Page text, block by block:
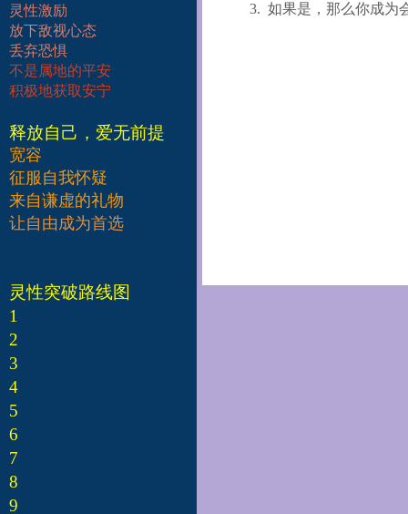
3. 如果是，那么你成为
灵性激励
放下敌视心态
丢弃恐惧
不是属地的平安
积极地获取安宁
释放自己，爱无前提
宽容
征服自我怀疑
来自谦虚的礼物
让自由成为首选
灵性突破路线图
1
2
3
4
5
6
7
8
9